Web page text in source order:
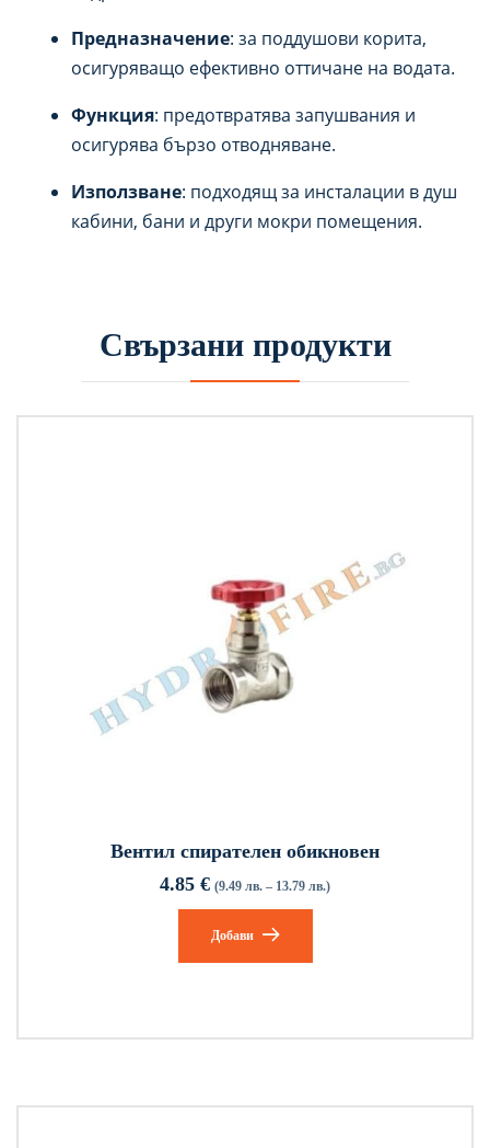
Предназначение: за поддушови корита,
осигуряващо ефективно оттичане на водата.
Функция: предотвратява запушвания и
осигурява бързо отводняване.
Използване: подходящ за инсталации в душ
кабини, бани и други мокри помещения.
Свързани продукти
Вентил спирателен обикновен
4.85 € (9.49 лв. – 13.79 лв.)
Добави